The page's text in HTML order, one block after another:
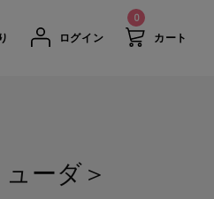
ログイン
0
カート
ーダ＞
ーダ＞